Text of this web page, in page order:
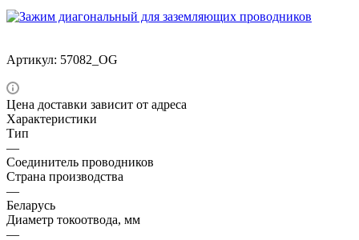
Артикул: 57082_ОG
Цена доставки зависит от адреса
Характеристики
Тип
—
Соединитель проводников
Страна производства
—
Беларусь
Диаметр токоотвода, мм
—